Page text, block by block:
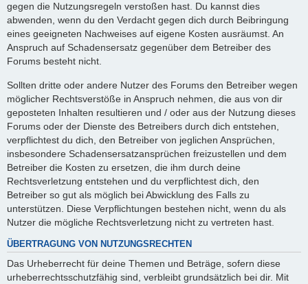
gegen die Nutzungsregeln verstoßen hast. Du kannst dies
abwenden, wenn du den Verdacht gegen dich durch Beibringung
eines geeigneten Nachweises auf eigene Kosten ausräumst. An
Anspruch auf Schadensersatz gegenüber dem Betreiber des
Forums besteht nicht.
Sollten dritte oder andere Nutzer des Forums den Betreiber wegen
möglicher Rechtsverstöße in Anspruch nehmen, die aus von dir
geposteten Inhalten resultieren und / oder aus der Nutzung dieses
Forums oder der Dienste des Betreibers durch dich entstehen,
verpflichtest du dich, den Betreiber von jeglichen Ansprüchen,
insbesondere Schadensersatzansprüchen freizustellen und dem
Betreiber die Kosten zu ersetzen, die ihm durch deine
Rechtsverletzung entstehen und du verpflichtest dich, den
Betreiber so gut als möglich bei Abwicklung des Falls zu
unterstützen. Diese Verpflichtungen bestehen nicht, wenn du als
Nutzer die mögliche Rechtsverletzung nicht zu vertreten hast.
ÜBERTRAGUNG VON NUTZUNGSRECHTEN
Das Urheberrecht für deine Themen und Beträge, sofern diese
urheberrechtsschutzfähig sind, verbleibt grundsätzlich bei dir. Mit